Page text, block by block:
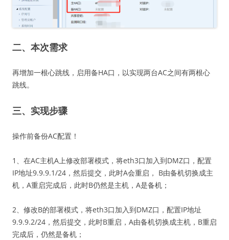
二、本次需求
再增加一根心跳线，启用备HA口，以实现两台AC之间有两根心
跳线。
三、实现步骤
操作前备份AC配置！
1、在AC主机A上修改部署模式，将eth3口加入到DMZ口，配置
IP地址9.9.9.1/24，然后提交，此时A会重启， B由备机切换成主
机，A重启完成后，此时B仍然是主机，A是备机；
2、修改B的部署模式，将eth3口加入到DMZ口，配置IP地址
9.9.9.2/24，然后提交，此时B重启，A由备机切换成主机，B重启
完成后，仍然是备机；